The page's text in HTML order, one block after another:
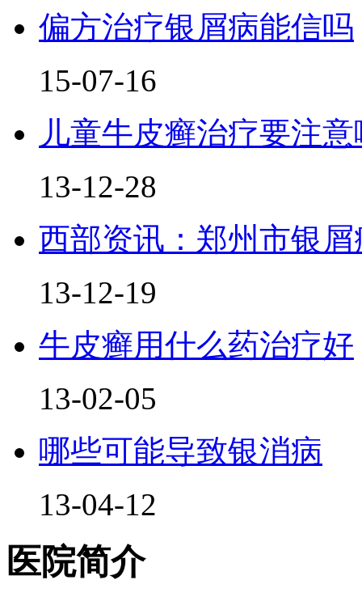
偏方治疗银屑病能信吗
15-07-16
儿童牛皮癣治疗要注
13-12-28
西部资讯：郑州市银
13-12-19
牛皮癣用什么药治疗好
13-02-05
哪些可能导致银消病
13-04-12
医院简介